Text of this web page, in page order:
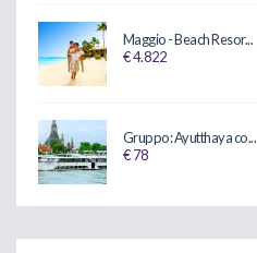
Maggio - Beach Resor...
€ 4.822
Gruppo: Ayutthaya co...
€ 78